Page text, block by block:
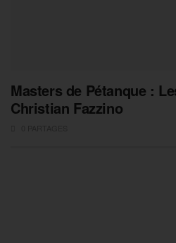
Masters de Pétanque :
Christian Fazzino